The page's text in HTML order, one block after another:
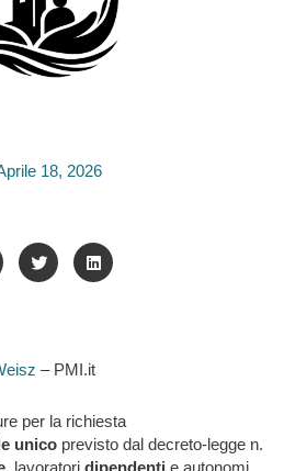
18, 2026
– PMI.it
per la richiesta
unico previsto dal decreto-legge n.